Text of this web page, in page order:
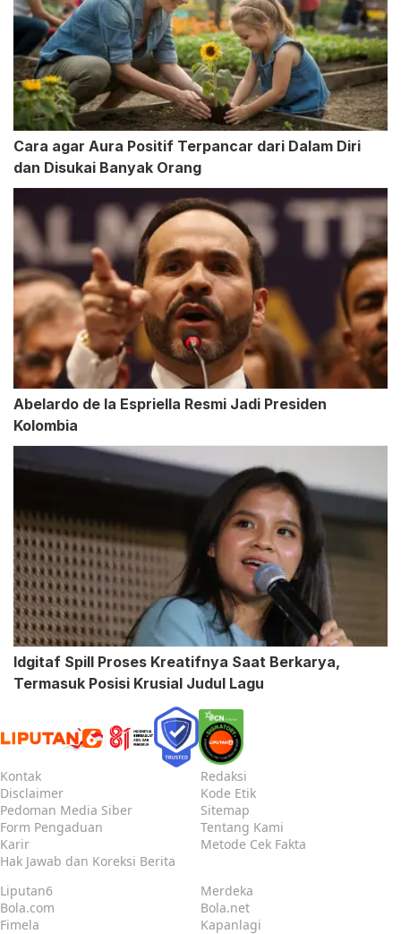
Cara agar Aura Positif Terpancar dari Dalam Diri
dan Disukai Banyak Orang
Abelardo de la Espriella Resmi Jadi Presiden
Kolombia
Idgitaf Spill Proses Kreatifnya Saat Berkarya,
Termasuk Posisi Krusial Judul Lagu
Kontak
Redaksi
Disclaimer
Kode Etik
Pedoman Media Siber
Sitemap
Form Pengaduan
Tentang Kami
Karir
Metode Cek Fakta
Hak Jawab dan Koreksi Berita
Liputan6
Merdeka
Bola.com
Bola.net
Fimela
Kapanlagi